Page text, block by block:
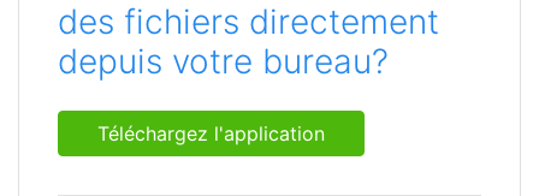
des fichiers directement
depuis votre bureau?
Téléchargez l'application